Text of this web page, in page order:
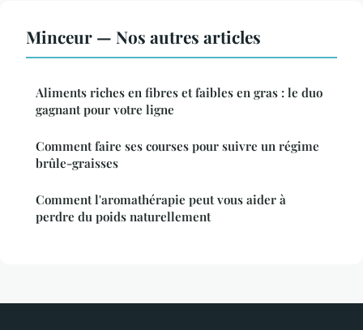
Minceur — Nos autres articles
Aliments riches en fibres et faibles en gras : le duo
gagnant pour votre ligne
Comment faire ses courses pour suivre un régime
brûle-graisses
Comment l'aromathérapie peut vous aider à
perdre du poids naturellement